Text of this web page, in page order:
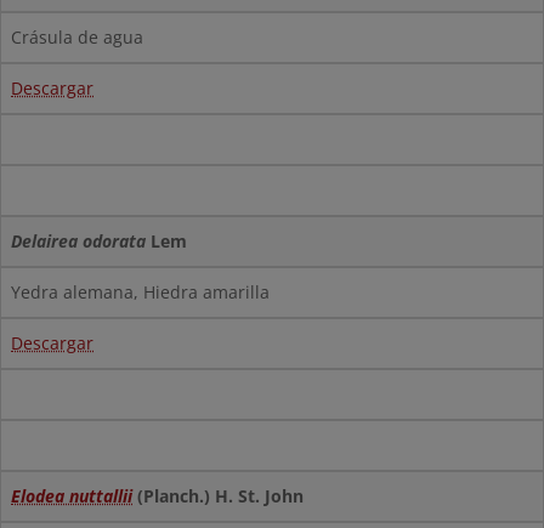
Crásula de agua
Descargar
Delairea odorata Lem
Yedra alemana, Hiedra amarilla
Descargar
Elodea nuttallii(Planch.) H. St. John